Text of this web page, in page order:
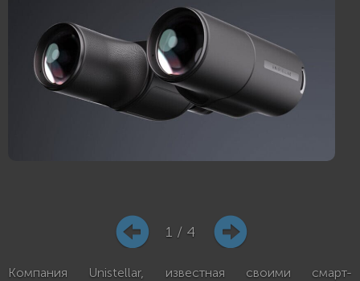
1 / 4
Компания Unistellar, известная своими смарт-